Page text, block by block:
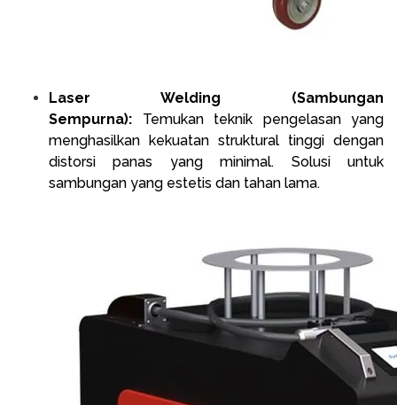
Laser Welding (Sambungan
Sempurna): Temukan teknik pengelasan yang
menghasilkan kekuatan struktural tinggi dengan
distorsi panas yang minimal. Solusi untuk
sambungan yang estetis dan tahan lama.